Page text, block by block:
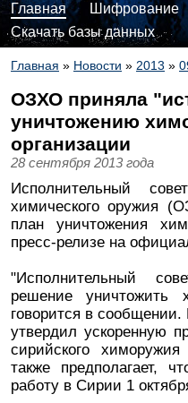
Главная
Шифрование
Скачать базы данных
Главная » Новости » 2013 »
ОЗХО приняла
уничтожению
организации
28 сентября 2013 года
Исполнительный
химического оружия
план уничтожения
пресс-релизе на
"Исполнительный
решение
говорится в
утвердил ускоренную
сирийского
также предполагает,
работу в Сирии 1